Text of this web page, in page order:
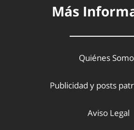
Más
Quiénes
Publicidad y posts
Aviso Legal